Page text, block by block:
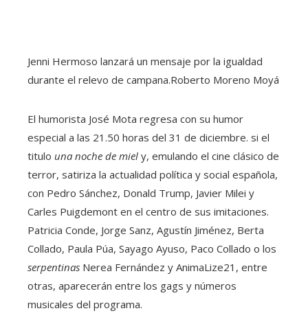
Jenni Hermoso lanzará un mensaje por la igualdad
durante el relevo de campana.Roberto Moreno Moyá
El humorista José Mota regresa con su humor
especial a las 21.50 horas del 31 de diciembre. si el
titulo una noche de miel y, emulando el cine clásico de
terror, satiriza la actualidad política y social española,
con Pedro Sánchez, Donald Trump, Javier Milei y
Carles Puigdemont en el centro de sus imitaciones.
Patricia Conde, Jorge Sanz, Agustín Jiménez, Berta
Collado, Paula Púa, Sayago Ayuso, Paco Collado o los
serpentinas Nerea Fernández y AnimaLize21, entre
otras, aparecerán entre los gags y números
musicales del programa.